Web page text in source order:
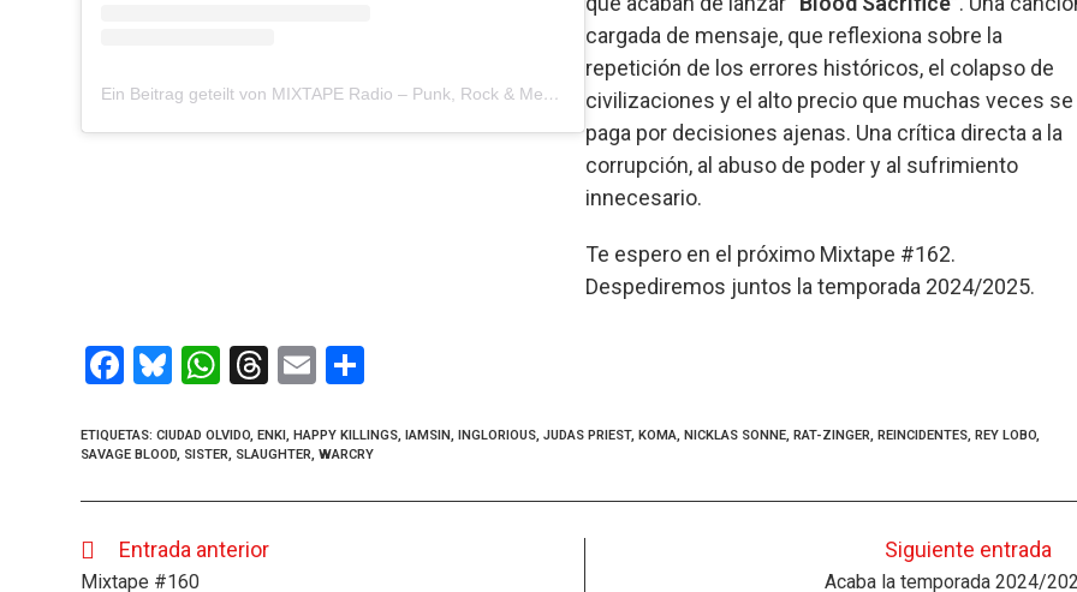
Ein Beitrag geteilt von MIXTAPE Radio – Punk, Rock & Metal (@mixtape.programaderadio)
cargada de mensaje, que reflexiona sobre la
repetición de los errores históricos, el colapso de
civilizaciones y el alto precio que muchas veces se
paga por decisiones ajenas. Una crítica directa a la
corrupción, al abuso de poder y al sufrimiento
innecesario.
Te espero en el próximo Mixtape #162.
Despediremos juntos la temporada 2024/2025.
F
ce
o
Bl
es
W
at
p
T
e
s
E
ail m
ETIQUETAS:CIUDAD OLVIDO, ENKI, HAPPY KILLINGS, IAMSIN, INGLORIOUS, JUDAS PRIEST, KOMA, NICKLAS SONNE, RAT-ZINGER, REINCIDENTES, REY LOBO,
SAVAGE BLOOD, SISTER, SLAUGHTER, WARCRY
Leer
Entrada anterior
Mixtape #160
Siguiente entrada
Acaba la temporada 2024/